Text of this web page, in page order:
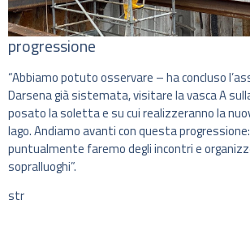
progressione
“Abbiamo potuto osservare – ha concluso
Darsena già sistemata, visitare la vasca A
posato la soletta e su cui realizzeranno la
lago. Andiamo avanti con questa
puntualmente faremo degli incontri e
sopralluoghi”.
str